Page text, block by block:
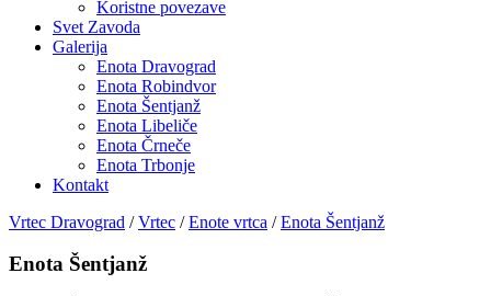
Koristne povezave
Svet Zavoda
Galerija
Enota Dravograd
Enota Robindvor
Enota Šentjanž
Enota Libeliče
Enota Črneče
Enota Trbonje
Kontakt
Vrtec Dravograd /Vrtec /Enote vrtca /Enota Šentjanž
Enota Šentjanž